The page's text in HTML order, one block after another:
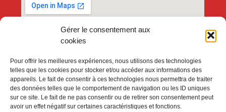
Gérer le consentement aux
cookies
Pour offrir les meilleures expériences, nous utilisons des technologies
telles que les cookies pour stocker et/ou accéder aux informations des
appareils. Le fait de consentir à ces technologies nous permettra de traiter
des données telles que le comportement de navigation ou les ID uniques
sur ce site. Le fait de ne pas consentir ou de retirer son consentement peut
avoir un effet négatif sur certaines caractéristiques et fonctions.